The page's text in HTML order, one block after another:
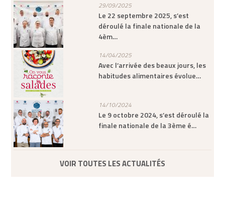
29/09/2025
Le 22 septembre 2025, s’est
déroulé la finale nationale de la
4èm…
14/04/2025
Avec l’arrivée des beaux jours, les
habitudes alimentaires évolue…
14/10/2024
Le 9 octobre 2024, s’est déroulé la
finale nationale de la 3ème é…
VOIR TOUTES LES ACTUALITÉS